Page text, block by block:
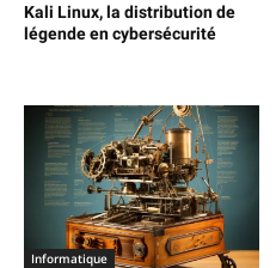
Kali Linux, la distribution de
légende en cybersécurité
Informatique